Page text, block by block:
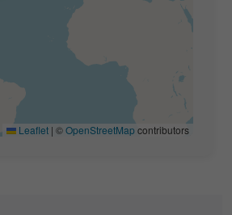
Leaflet | ©OpenStreetMap contributors